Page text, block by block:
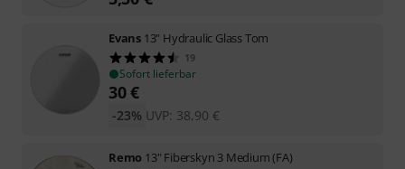
Evans 13" Hydraulic Glass Tom
19
Sofort lieferbar
30€
UVP: 38,90 €
-23%
Remo 13" Fiberskyn 3 Medium (FA)